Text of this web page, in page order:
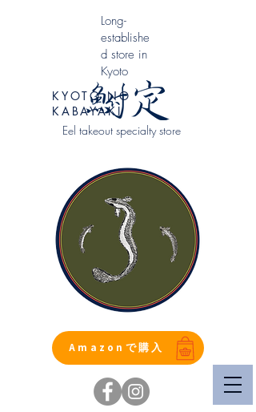
​Long-
establishe
d store in
Kyoto
Eel takeout specialty store
KYOTO NO
KABAYAKI
Amazonで購入